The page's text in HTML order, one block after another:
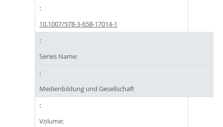
10.1007/978-3-658-17014-1
Series Name:
Medienbildung und Gesellschaft
Volume: